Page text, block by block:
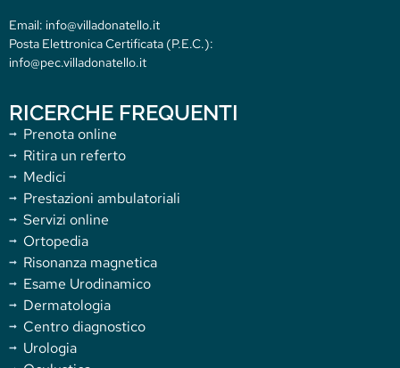
Email: info@villadonatello.it
Posta Elettronica Certificata (P.E.C.):
info@pec.villadonatello.it
RICERCHE FREQUENTI
Prenota online
Ritira un referto
Medici
Prestazioni ambulatoriali
Servizi online
Ortopedia
Risonanza magnetica
Esame Urodinamico
Dermatologia
Centro diagnostico
Urologia